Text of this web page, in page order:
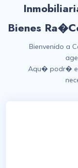
Bienes
Bienvenido a
Aqu� podr�